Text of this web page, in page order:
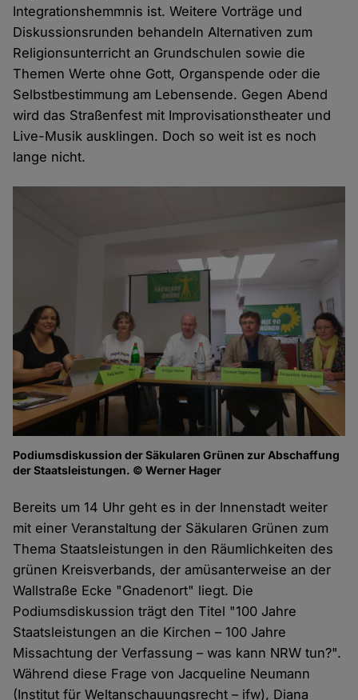
Integrationshemmnis ist. Weitere Vorträge und
Diskussionsrunden behandeln Alternativen zum
Religionsunterricht an Grundschulen sowie die
Themen Werte ohne Gott, Organspende oder die
Selbstbestimmung am Lebensende. Gegen Abend
wird das Straßenfest mit Improvisationstheater und
Live-Musik ausklingen. Doch so weit ist es noch
lange nicht.
Podiumsdiskussion der Säkularen Grünen zur Abschaffung
der Staatsleistungen. © Werner Hager
Bereits um 14 Uhr geht es in der Innenstadt weiter
mit einer Veranstaltung der Säkularen Grünen zum
Thema Staatsleistungen in den Räumlichkeiten des
grünen Kreisverbands, der amüsanterweise an der
Wallstraße Ecke "Gnadenort" liegt. Die
Podiumsdiskussion trägt den Titel "100 Jahre
Staatsleistungen an die Kirchen – 100 Jahre
Missachtung der Verfassung – was kann NRW tun?".
Während diese Frage von Jacqueline Neumann
(Institut für Weltanschauungsrecht – ifw), Diana